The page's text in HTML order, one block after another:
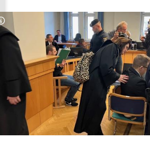
Untermenü
Untermenü
Untermenü
Untermenü
Untermenü
Copyright-Hinweis öffnen/schließen